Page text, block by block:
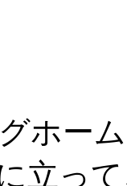
ホー
立っ